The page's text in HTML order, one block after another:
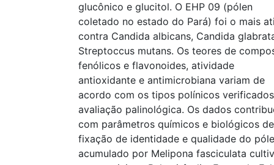
glucônico e glucitol. O EHP 09 (pólen
coletado no estado do Pará) foi o mais
contra Candida albicans, Candida
Streptoccus mutans. Os teores de
fenólicos e flavonoides, atividade
antioxidante e antimicrobiana variam de
acordo com os tipos polínicos
avaliação palinológica. Os dados
com parâmetros químicos e biológicos de
fixação de identidade e qualidade do
acumulado por Melipona fasciculata